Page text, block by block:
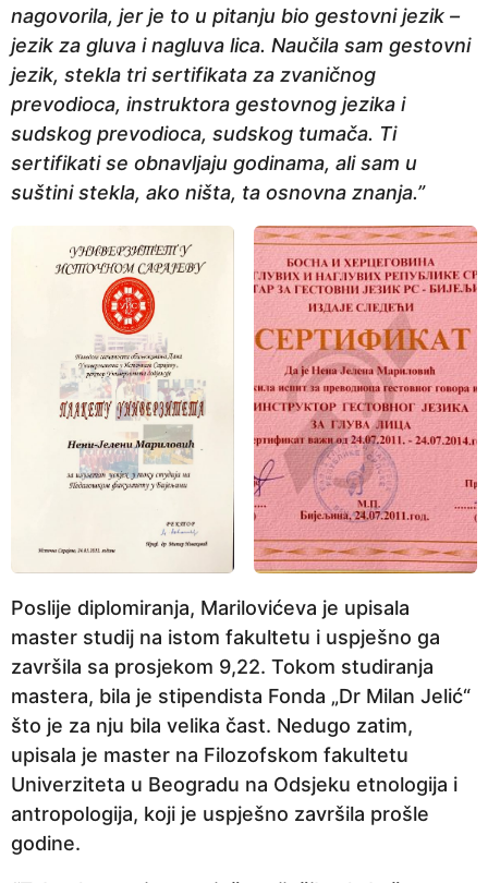
nagovorila, jer je to u pitanju bio gestovni jezik –
jezik za gluva i nagluva lica. Naučila sam gestovni
jezik, stekla tri sertifikata za zvaničnog
prevodioca, instruktora gestovnog jezika i
sudskog prevodioca, sudskog tumača. Ti
sertifikati se obnavljaju godinama, ali sam u
suštini stekla, ako ništa, ta osnovna znanja.”
Poslije diplomiranja, Marilovićeva je upisala
master studij na istom fakultetu i uspješno ga
završila sa prosjekom 9,22. Tokom studiranja
mastera, bila je stipendista Fonda „Dr Milan Jelić“
što je za nju bila velika čast. Nedugo zatim,
upisala je master na Filozofskom fakultetu
Univerziteta u Beogradu na Odsjeku etnologija i
antropologija, koji je uspješno završila prošle
godine.